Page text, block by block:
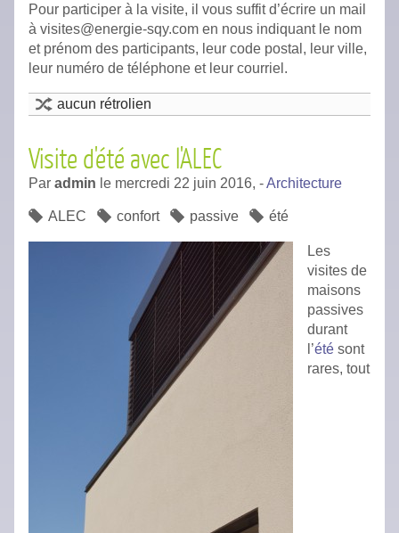
Pour participer à la visite, il vous suffit d’écrire un mail
à visites@energie-sqy.com en nous indiquant le nom
et prénom des participants, leur code postal, leur ville,
leur numéro de téléphone et leur courriel.
aucun rétrolien
Visite d'été avec l'ALEC
Par admin le mercredi 22 juin 2016, -Architecture
ALEC confort passive été
Les
visites de
maisons
passives
durant
l’été sont
rares, tout